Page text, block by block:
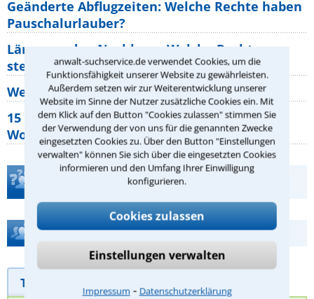
anwalt-suchservice.de verwendet Cookies, um die
Funktionsfähigkeit unserer Website zu gewährleisten.
Außerdem setzen wir zur Weiterentwicklung unserer
Website im Sinne der Nutzer zusätzliche Cookies ein. Mit
dem Klick auf den Button "Cookies zulassen" stimmen Sie
der Verwendung der von uns für die genannten Zwecke
eingesetzten Cookies zu. Über den Button "Einstellungen
verwalten" können Sie sich über die eingesetzten Cookies
informieren und den Umfang Ihrer Einwilligung
konfigurieren.
Cookies zulassen
Einstellungen verwalten
Impressum ⁃ Datenschutzerklärung
Geänderte Abflugzeiten: Welche Rechte haben
Pauschalurlauber?
Lärm von den Nachbarn: Welche Rechte
stehen mir zu?
Wer muss Zweitwohnungssteuer zahlen?
15 elementare Rechte, die jeder
Wohnungseigentümer kennen sollte
Teste Dein Rechtswissen
Hilfe bei Ihrer Anwaltsuche?
Telefonhilfe